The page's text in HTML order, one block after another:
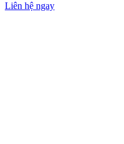
Liên hệ ngay